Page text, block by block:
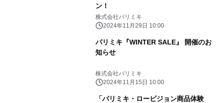
ン！
株式会社パリミキ
2024年11月29日 10:00
パリミキ『WINTER SALE』 開催のお
知らせ
株式会社パリミキ
2024年11月15日 10:00
「パリミキ・ロービジョン商品体験